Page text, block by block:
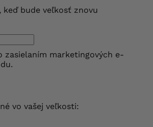
keď bude veľkosť znovu
zasielaním marketingových e-
vo vašej veľkosti: